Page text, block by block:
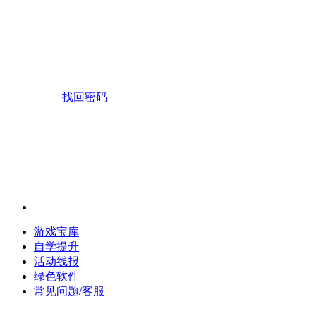
找回密码
游戏宝库
自学提升
活动线报
绿色软件
常见问题/客服